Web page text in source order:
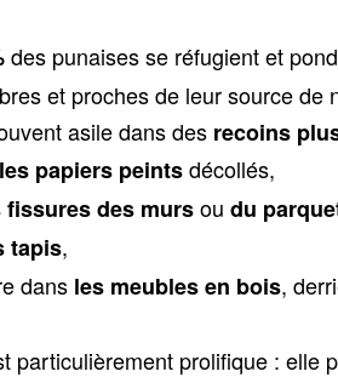
des punaises se réfugient et
et proches de leur source de
asile dans des recoins
les papiers peintsdécollés,
fissures des mursou du
tapis,
dans les meubles en bois,
particulièrement prolifique : elle